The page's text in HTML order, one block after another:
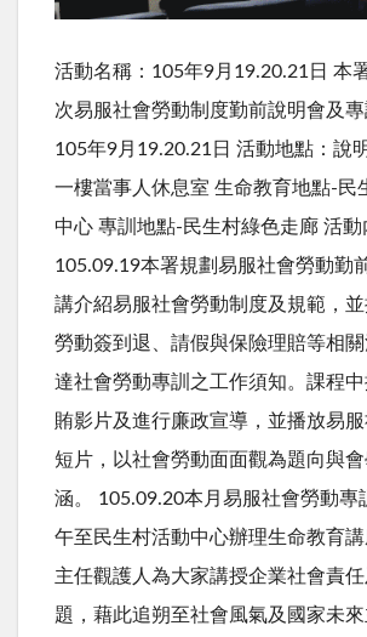
活動名稱：105年9月19.20.21日 本
次易服社會勞動制度勤前說明會及專
105年9月19.20.21日 活動地點：說
一樓當事人休息室 生命教育地點-民
中心 專訓地點-民生村綠色走廊 活動
105.09.19本署規劃易服社會勞動勤
講介紹易服社會勞動制度及規範，
勞動簽到退、請假與保險理賠等相
達社會勞動專訓之工作須知。課程
賄影片及進行廉政宣導，並播放易
短片，以社會勞動面面觀為題向與
涵。 105.09.20本月易服社會勞動專
午至民生村活動中心辦理生命教育
主任觀護人為大家講授企業社會責
題，藉此追朔至社會風氣及國家未